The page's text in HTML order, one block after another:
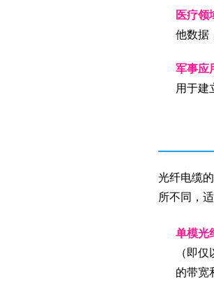
医疗领
他数据
军事应
用于建
光纤电缆
所不同，
单模光
（即
的带宽